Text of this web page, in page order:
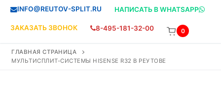
INFO@REUTOV-SPLIT.RU НАПИСАТЬ В WHATSAPP
ЗАКАЗАТЬ ЗВОНОК 8-495-181-32-00 0
ГЛАВНАЯ СТРАНИЦА
МУЛЬТИСПЛИТ-СИСТЕМЫ HISENSE R32 В РЕУТОВЕ